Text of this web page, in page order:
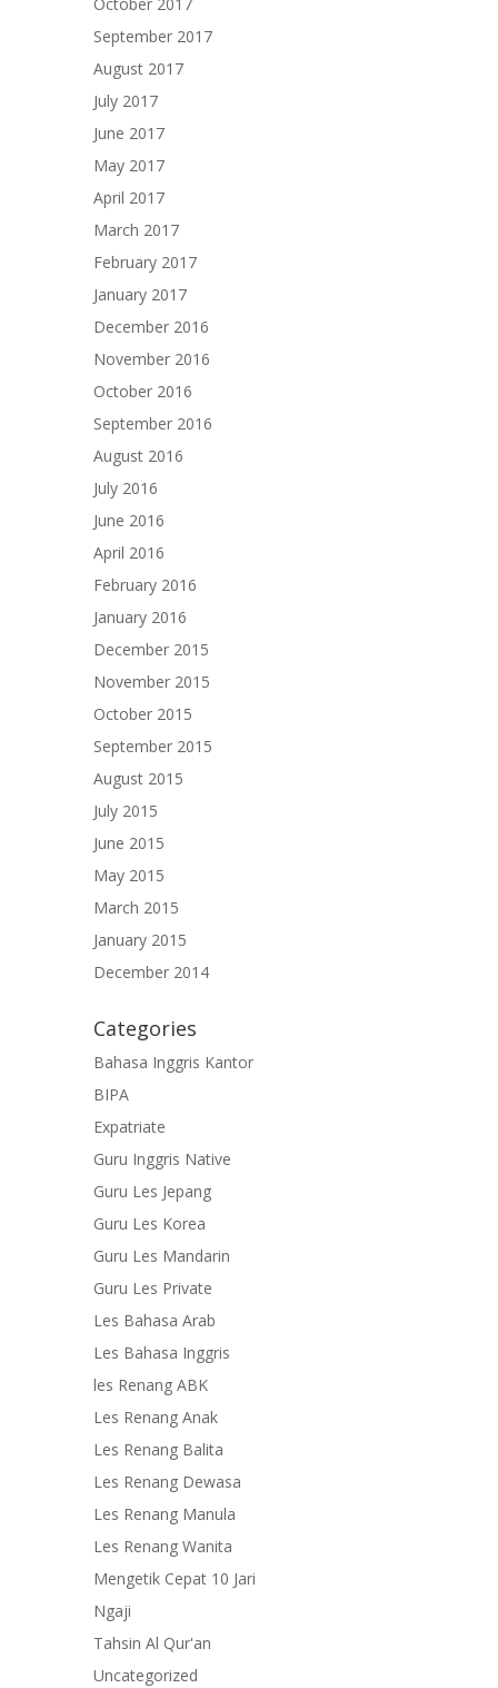
September 2017
August 2017
July 2017
June 2017
May 2017
April 2017
March 2017
February 2017
January 2017
December 2016
November 2016
October 2016
September 2016
August 2016
July 2016
June 2016
April 2016
February 2016
January 2016
December 2015
November 2015
October 2015
September 2015
August 2015
July 2015
June 2015
May 2015
March 2015
January 2015
December 2014
Categories
Bahasa Inggris Kantor
BIPA
Expatriate
Guru Inggris Native
Guru Les Jepang
Guru Les Korea
Guru Les Mandarin
Guru Les Private
Les Bahasa Arab
Les Bahasa Inggris
les Renang ABK
Les Renang Anak
Les Renang Balita
Les Renang Dewasa
Les Renang Manula
Les Renang Wanita
Mengetik Cepat 10 Jari
Ngaji
Tahsin Al Qur'an
Uncategorized